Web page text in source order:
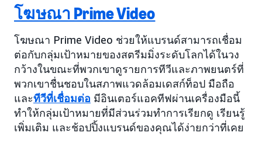
โฆษณา Prime Video
โฆษณา Prime Video ช่วยให้แบรนด์สามารถเชื่อม
ต่อกับกลุ่มเป้าหมายของสตรีมมิ่งระดับโลกได้ในวง
กว้างในขณะที่พวกเขาดูรายการทีวีและภาพยนตร์ที่
พวกเขาชื่นชอบในสภาพแวดล้อมเดสก์ท็อป มือถือ
และทีวีที่เชื่อมต่อ มีอินเตอร์แอคทีฟผ่านเครื่องมือนี้
ทำให้กลุ่มเป้าหมายที่มีส่วนร่วมทำการเรียกดู เรียนรู้
เพิ่มเติม และช้อปปิ้งแบรนด์ของคุณได้ง่ายกว่าที่เคย